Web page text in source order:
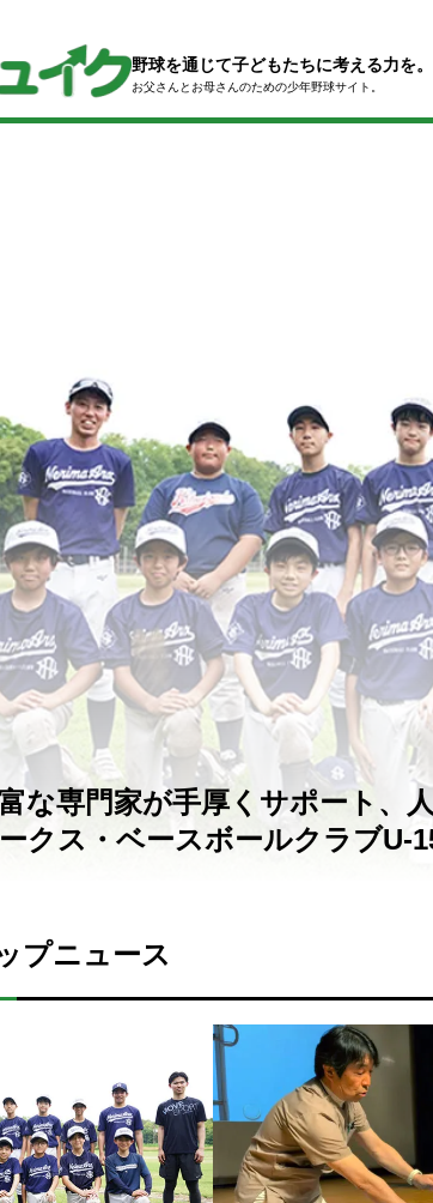
野球を通じて子どもたちに考える力を。
お父さんとお母さんのための少年野球サイト。
な専門家が手厚くサポート、
クス・ベースボールクラブU-
プニュース